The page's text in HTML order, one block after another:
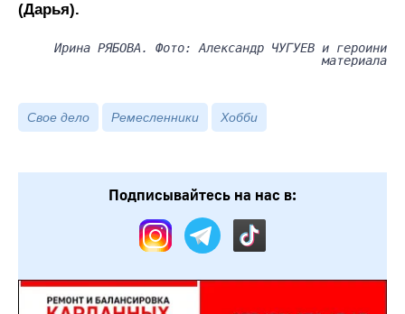
(Дарья).
Ирина РЯБОВА. Фото: Александр ЧУГУЕВ и героини
материала
Свое дело Ремесленники Хобби
Подписывайтесь на нас в: